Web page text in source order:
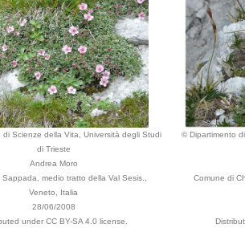
di Scienze della Vita, Università degli Studi
di Trieste
Andrea Moro
Sappada, medio tratto della Val Sesis.,
Veneto, Italia
28/06/2008
under CC BY-SA 4.0 license.
© Dipartimento
Comune di